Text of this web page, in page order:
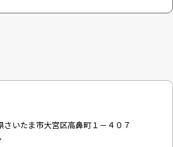
さいたま市大宮区高鼻町１－４０７